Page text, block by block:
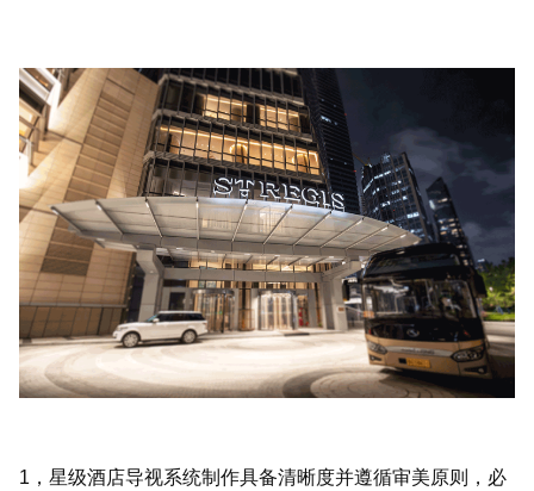
1，星级酒店导视系统制作具备清晰度并遵循审美原则，必